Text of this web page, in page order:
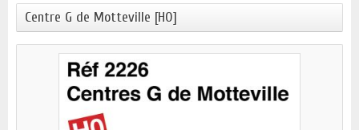
Centre G de Motteville [HO]